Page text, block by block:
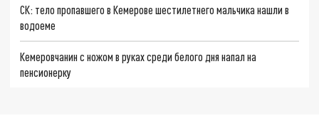
СК: тело пропавшего в Кемерове шестилетнего мальчика нашли в
водоеме
Кемеровчанин с ножом в руках среди белого дня напал на
пенсионерку